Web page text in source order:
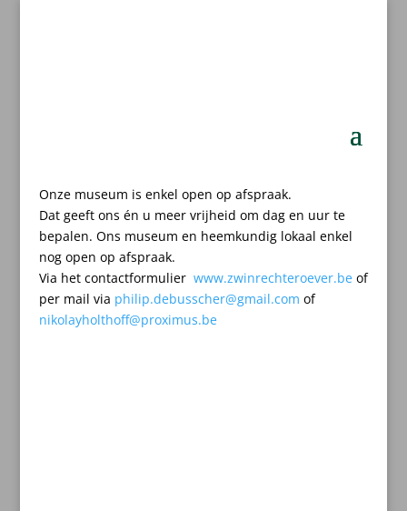
Onze museum is enkel open op afspraak.
Dat geeft ons én u meer vrijheid om dag en uur te
bepalen. Ons museum en heemkundig lokaal enkel
nog open op afspraak.
Via het contactformulier www.zwinrechteroever.be of
per mail via philip.debusscher@gmail.com of
nikolayholthoff@proximus.be